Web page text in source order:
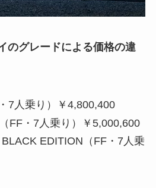
のグレードによる価格の違
7人乗り）￥4,800,400
FF・7人乗り）￥5,000,600
EDITION（FF・7人乗